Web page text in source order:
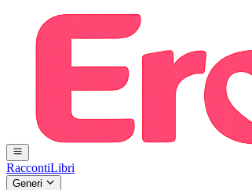
RaccontiLibri
Generi